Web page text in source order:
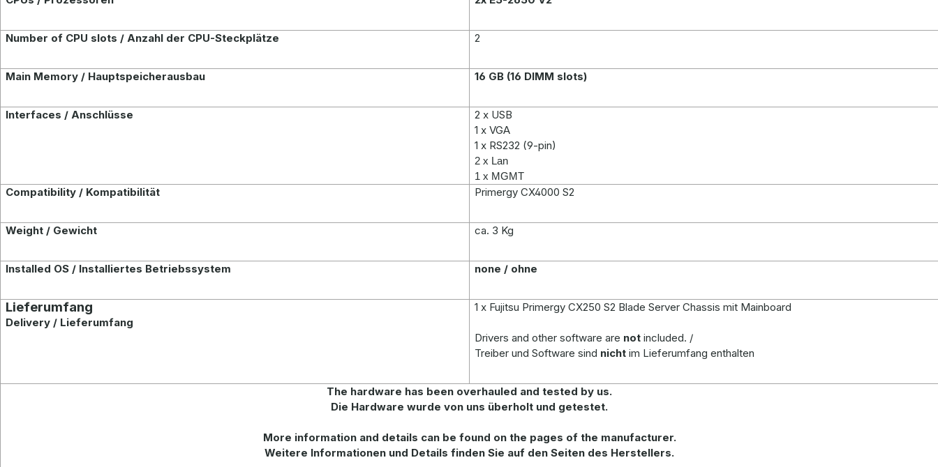
Number of CPU slots / Anzahl der CPU-Steckplätze 2
Main Memory / Hauptspeicherausbau 16 GB (16 DIMM slots)
Interfaces / Anschlüsse
2 x USB
1 x VGA
1 x RS232 (9-pin)
2 x Lan
1 x MGMT
Compatibility / Kompatibilität Primergy CX4000 S2
Weight / Gewicht ca. 3 Kg
Installed OS / Installiertes Betriebssystem none / ohne
Lieferumfang
Delivery / Lieferumfang
1 x Fujitsu Primergy CX250 S2 Blade Server Chassis mit Mainboard
Drivers and other software are not included. /
Treiber und Software sind nicht im Lieferumfang enthalten
The hardware has been overhauled and tested by us.
Die Hardware wurde von uns überholt und getestet.
More information and details can be found on the pages of the manufacturer.
Weitere Informationen und Details finden Sie auf den Seiten des Herstellers.